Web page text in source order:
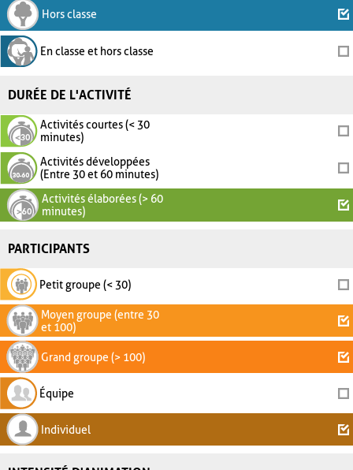
Hors classe
En classe et hors classe
DURÉE DE L'ACTIVITÉ
Activités courtes (< 30
minutes)
Activités développées
(Entre 30 et 60 minutes)
Activités élaborées (> 60
minutes)
PARTICIPANTS
Petit groupe (< 30)
Moyen groupe (entre 30
et 100)
Grand groupe (> 100)
Équipe
Individuel